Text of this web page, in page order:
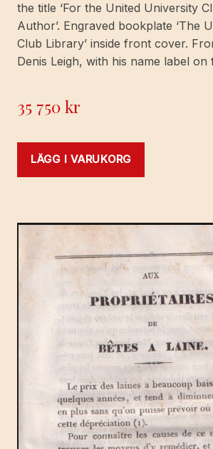
the title ‘For the United University
Author’. Engraved bookplate ‘The
Club Library’ inside front cover.
Denis Leigh, with his name label on
35 750kr
LÄGG I VARUKORG